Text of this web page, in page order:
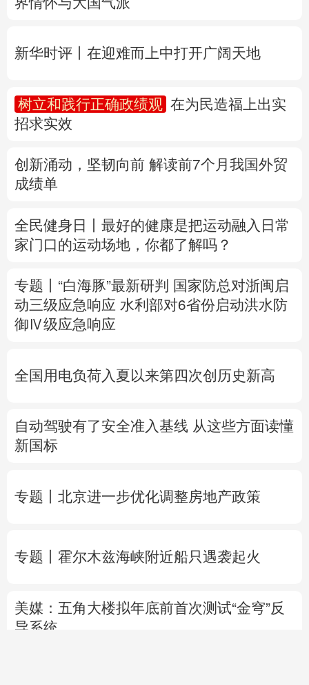
English
Русский язык 日本語 한국어
新华时评丨在迎难而上中打开广阔天地
树立和践行正确政绩观
在为民造福上出实
招求实效
创新涌动，坚韧向前 解读前7个月我国外贸
成绩单
全民健身日丨 最好的健康是把运动融入日常
家门口的运动场地，你都了解吗？
专题丨 “白海豚”最新研判
国家防总对浙闽启
动三级应急响应 水利部对6省份启动洪水防
御Ⅳ级应急响应
全国用电负荷入夏以来第四次创历史新高
自动驾驶有了安全准入基线 从这些方面读懂
新国标
专题丨 北京进一步优化调整房地产政策
专题丨 霍尔木兹海峡附近船只遇袭起火
美媒：五角大楼拟年底前首次测试“金穹”反
导系统